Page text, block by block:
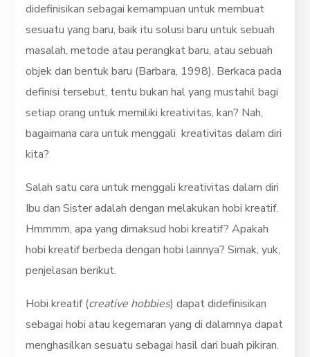
didefinisikan sebagai kemampuan untuk membuat
sesuatu yang baru, baik itu solusi baru untuk sebuah
masalah, metode atau perangkat baru, atau sebuah
objek dan bentuk baru (Barbara, 1998). Berkaca pada
definisi tersebut, tentu bukan hal yang mustahil bagi
setiap orang untuk memiliki kreativitas, kan? Nah,
bagaimana cara untuk menggali kreativitas dalam diri
kita?
Salah satu cara untuk menggali kreativitas dalam diri
Ibu dan Sister adalah dengan melakukan hobi kreatif.
Hmmmm, apa yang dimaksud hobi kreatif? Apakah
hobi kreatif berbeda dengan hobi lainnya? Simak, yuk,
penjelasan berikut.
Hobi kreatif (creative hobbies) dapat didefinisikan
sebagai hobi atau kegemaran yang di dalamnya dapat
menghasilkan sesuatu sebagai hasil dari buah pikiran.